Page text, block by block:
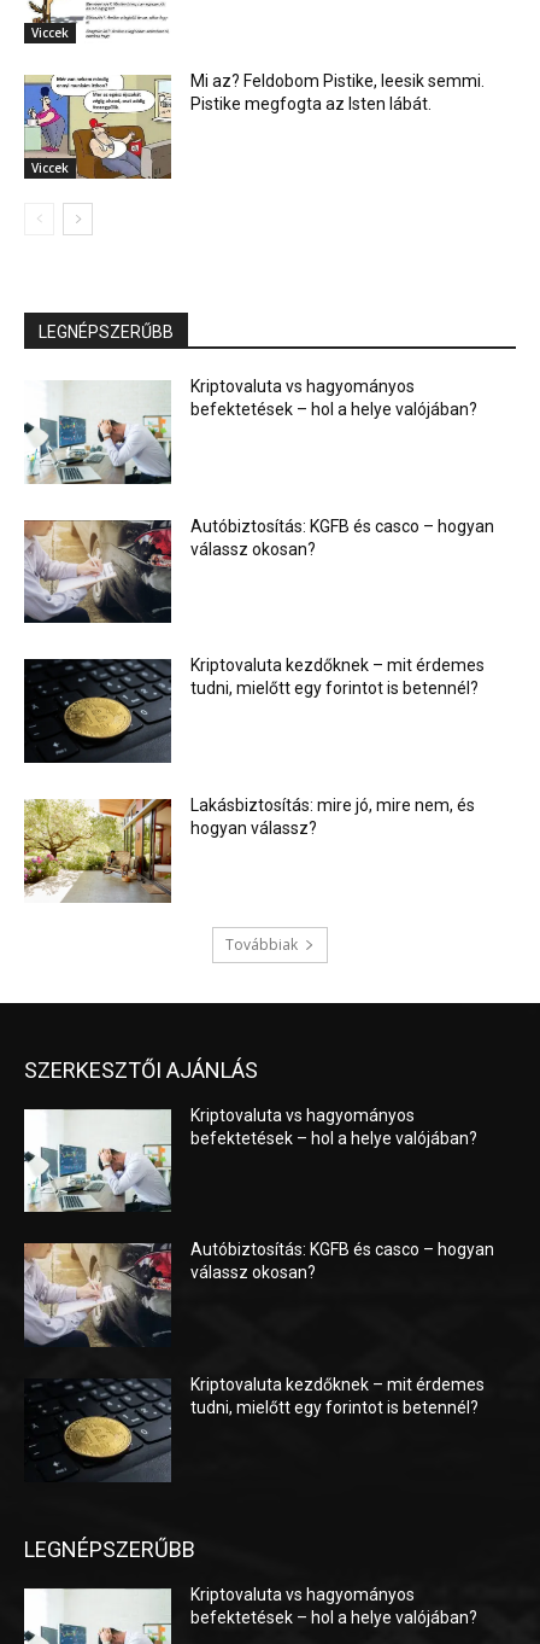
Viccek
Viccek
Mi az? Feldobom Pistike, leesik semmi.
Pistike megfogta az Isten lábát.
LEGNÉPSZERŰBB
Kriptovaluta vs hagyományos
befektetések – hol a helye valójában?
Autóbiztosítás: KGFB és casco – hogyan
válassz okosan?
Kriptovaluta kezdőknek – mit érdemes
tudni, mielőtt egy forintot is betennél?
Lakásbiztosítás: mire jó, mire nem, és
hogyan válassz?
Továbbiak
SZERKESZTŐI AJÁNLÁS
Kriptovaluta vs hagyományos
befektetések – hol a helye valójában?
Autóbiztosítás: KGFB és casco – hogyan
válassz okosan?
Kriptovaluta kezdőknek – mit érdemes
tudni, mielőtt egy forintot is betennél?
LEGNÉPSZERŰBB
Kriptovaluta vs hagyományos
befektetések – hol a helye valójában?